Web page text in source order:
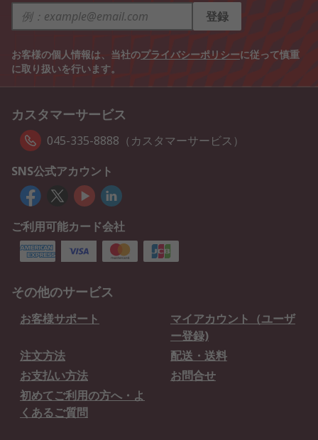
登録
お客様の個人情報は、当社のプライバシーポリシーに従って慎重
に取り扱いを行います。
カスタマーサービス
045-335-8888（カスタマーサービス）
SNS公式アカウント
ご利用可能カード会社
その他のサービス
お客様サポート
マイアカウント（ユーザ
ー登録)
注文方法
配送・送料
お支払い方法
お問合せ
初めてご利用の方へ・よ
くあるご質問